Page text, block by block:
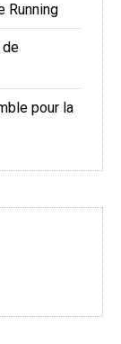
Running
de
pour la